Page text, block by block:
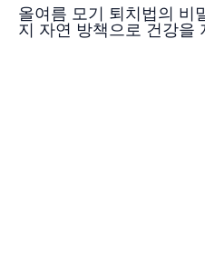
올여름 모기 퇴치법의 비
지 자연 방책으로 건강을